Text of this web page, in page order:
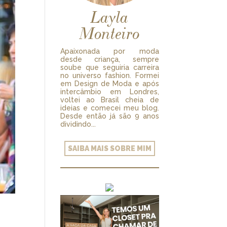
Layla
Monteiro
Apaixonada por moda
desde criança, sempre
soube que seguiria carreira
no universo fashion. Formei
em Design de Moda e após
intercâmbio em Londres,
voltei ao Brasil cheia de
ideias e comecei meu blog.
Desde então já são 9 anos
dividindo...
SAIBA MAIS SOBRE MIM